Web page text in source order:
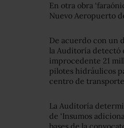
En otra obra
Nuevo Aeropuerto
De acuerdo con un
la Auditoría detectó
improcedente 21
pilotes hidráulicos
centro de
La Auditoría
de ‘Insumos